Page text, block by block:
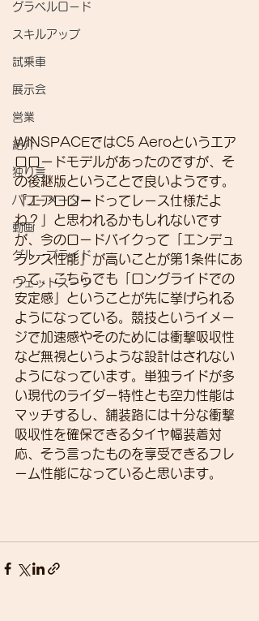
グラベルロード
スキルアップ
試乗車
展示会
営業
紹介
独り言
パワーメーター
動画
グループライド
ウェットスーツ
WINSPACEではC5 Aeroというエア
ロロードモデルがあったのですが、そ
の後継版ということで良いようです。
「エアロロードってレース仕様だよ
ね？」と思われるかもしれないです
が、今のロードバイクって「エンデュ
ランス性能」が高いことが第1条件にあ
って、こちらでも「ロングライドでの
安定感」ということが先に挙げられる
ようになっている。競技というイメー
ジで加速感やそのためには衝撃吸収性
など無視というような設計はされない
ようになっています。単独ライドが多
い現代のライダー特性とも空力性能は
マッチするし、舗装路には十分な衝撃
吸収性を確保できるタイヤ幅装着対
応、そう言ったものを享受できるフレ
ーム性能になっていると思います。